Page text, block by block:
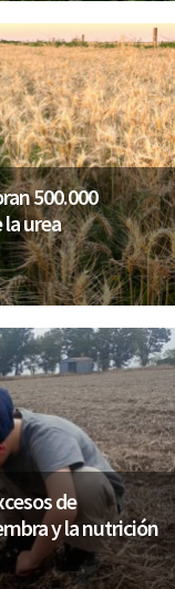
500.000
urea
de
y la nutrición